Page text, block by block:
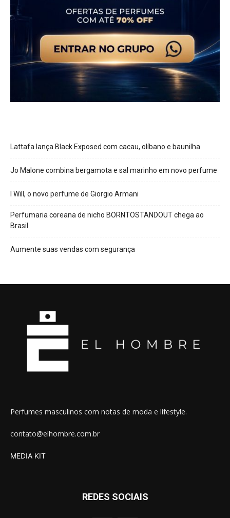
Lattafa lança Black Exposed com cacau, olíbano e baunilha
Jo Malone combina bergamota e sal marinho em novo perfume
I Will, o novo perfume de Giorgio Armani
Perfumaria coreana de nicho BORNTOSTANDOUT chega ao
Brasil
Aumente suas vendas com segurança
Perfumes masculinos com notas de moda e lifestyle.
contato@elhombre.com.br
MEDIA KIT
REDES SOCIAIS